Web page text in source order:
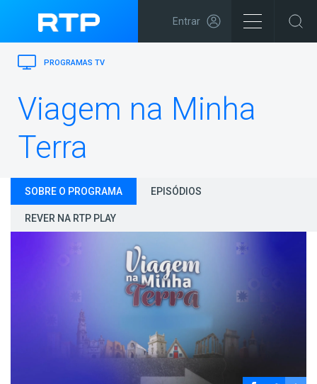
Entrar
PROGRAMAS TV
Viagem na Minha
Terra
SOBRE O PROGRAMA EPISÓDIOS
REVER NA RTP PLAY